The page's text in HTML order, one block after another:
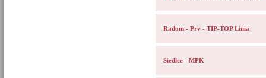
Radom - Prv - TIP-TOP Linia
Siedlce - MPK